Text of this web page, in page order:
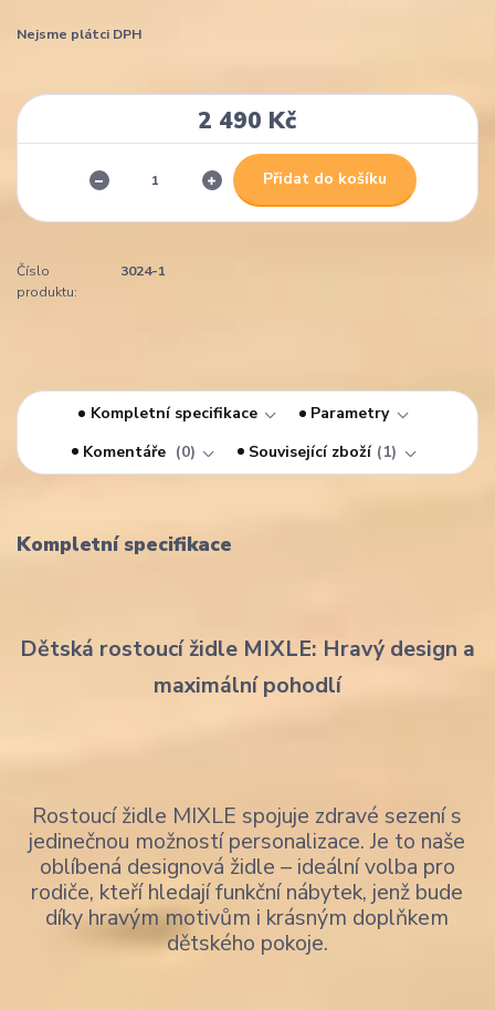
Nejsme plátci DPH
2 490 Kč
Přidat do košíku
Číslo
produktu:
3024-1
Kompletní specifikace
Parametry
Komentáře
0 Související zboží 1
Kompletní specifikace
Dětská rostoucí židle MIXLE: Hravý design a
maximální pohodlí
Rostoucí židle MIXLE spojuje zdravé sezení s
jedinečnou možností personalizace. Je to naše
oblíbená designová židle – ideální volba pro
rodiče, kteří hledají funkční nábytek, jenž bude
díky hravým motivům i krásným doplňkem
dětského pokoje.